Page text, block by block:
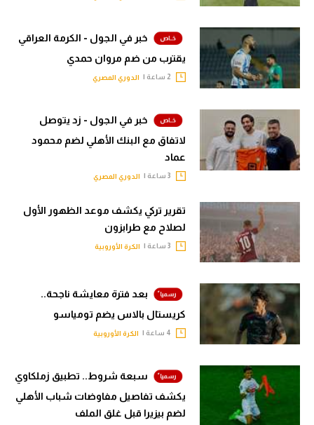
خبر في الجول - الكرمة العراقي
يقترب من ضم مروان حمدي
الدوري المصري
خبر في الجول - زد يتوصل
لاتفاق مع البنك الأهلي لضم محمود
عماد
الدوري المصري
تقرير تركي يكشف موعد الظهور الأول
لصلاح مع طرابزون
الكرة الأوروبية
بعد فترة معايشة ناجحة..
كريستال بالاس يضم تومياسو
الكرة الأوروبية
سبعة شروط.. تطبيق زملكاوي
يكشف تفاصيل مفاوضات شباب الأهلي
لضم بيزيرا قبل غلق الملف